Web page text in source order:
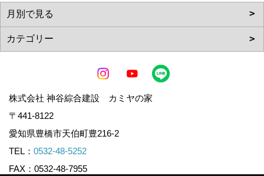
株式会社 神谷綜合建設 カミヤの家
〒441-8122
愛知県豊橋市天伯町豊216-2
TEL： 0532-48-5252
FAX：0532-48-7955